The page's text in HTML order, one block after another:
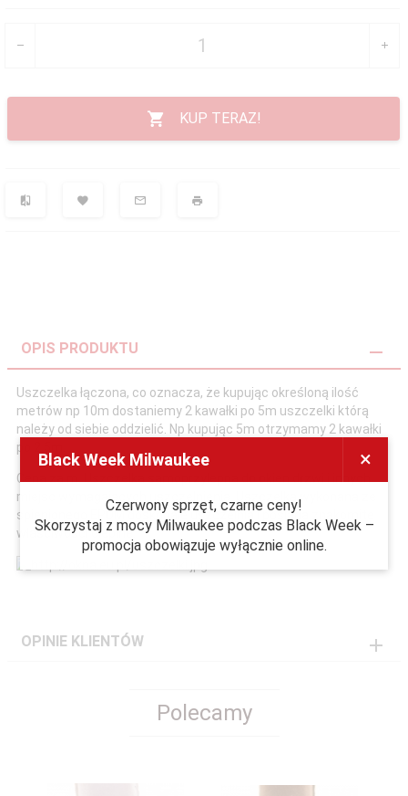
KUP TERAZ!
OPIS PRODUKTU
Uszczelka łączona, co oznacza, że kupując określoną ilość
metrów np 10m dostaniemy 2 kawałki po 5m uszczelki którą
należy od siebie oddzielić. Np kupując 5m otrzymamy 2 kawałki
po 2,5m.
Cena za m. Uszczelka samoprzylepna do okien drzwi i innych
miejsc wymagających uszczelnienia. Uszczelka wykonana ze
spienionego EPDM doskonale uszczelnia i posiada znakomite
właściwości cieplne.
OPINIE KLIENTÓW
Polecamy
×
Black Week Milwaukee
Czerwony sprzęt, czarne ceny!
Skorzystaj z mocy Milwaukee podczas Black Week –
promocja obowiązuje wyłącznie online.